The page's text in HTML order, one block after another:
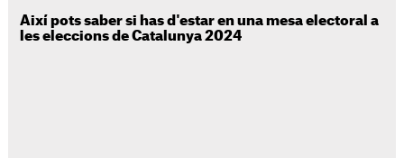
Així pots saber si has d'estar en una mesa electoral a
les eleccions de Catalunya 2024